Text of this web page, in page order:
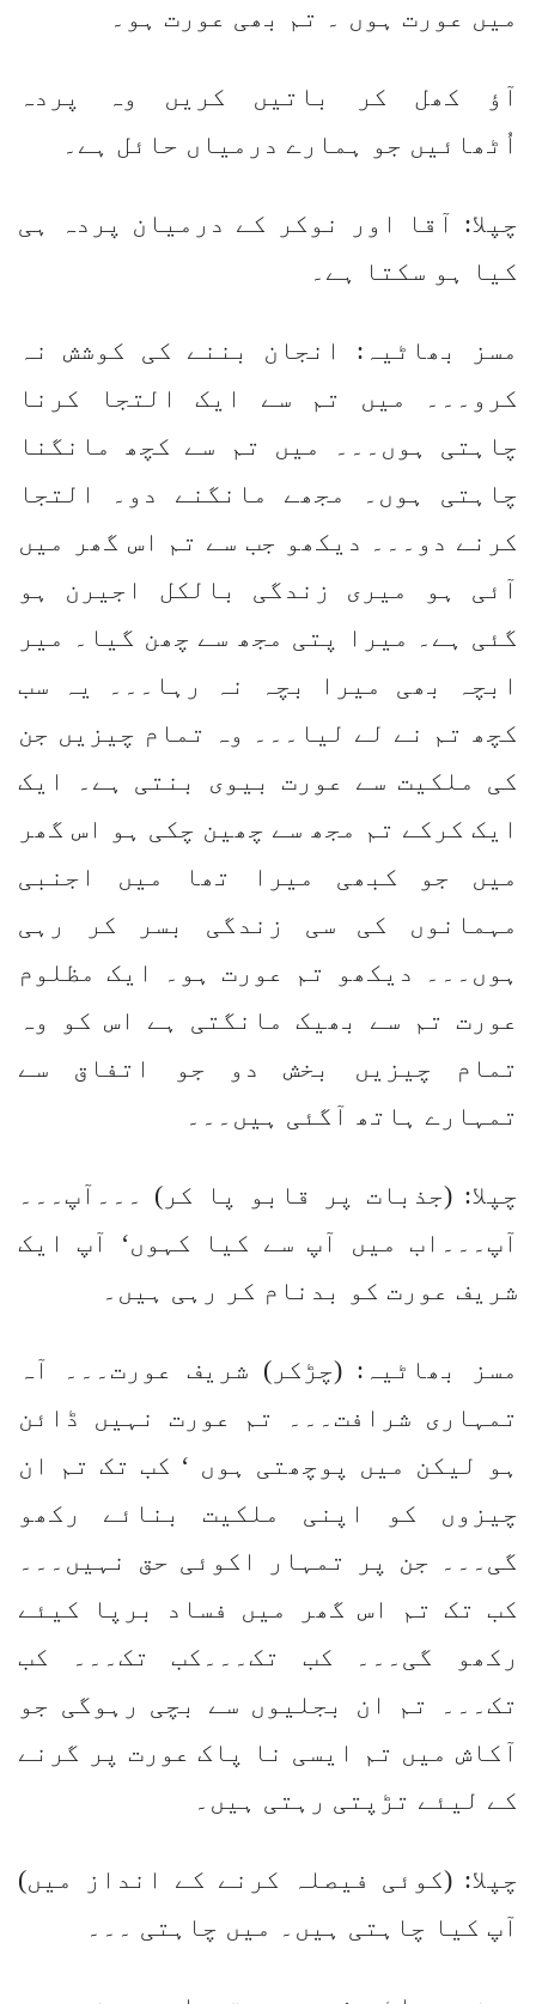
میں عورت ہوں ۔ تم بھی عورت ہو۔
آؤ کھل کر باتیں کریں وہ پردہ
اُٹھائیں جو ہمارے درمیاں حائل ہے۔
چپلا: آقا اور نوکر کے درمیان پردہ ہی
کیا ہو سکتا ہے۔
مسز بھاٹیہ: انجان بننے کی کوشش نہ
کرو۔۔۔ میں تم سے ایک التجا کرنا
چاہتی ہوں۔۔۔ میں تم سے کچھ مانگنا
چاہتی ہوں۔ مجھے مانگنے دو۔ التجا
کرنے دو۔۔۔ دیکھو جب سے تم اس گھر میں
آئی ہو میری زندگی بالکل اجیرن ہو
گئی ہے۔ میرا پتی مجھ سے چھن گیا۔ میر
ابچہ بھی میرا بچہ نہ رہا۔۔۔ یہ سب
کچھ تم نے لے لیا۔۔۔ وہ تمام چیزیں جن
کی ملکیت سے عورت بیوی بنتی ہے۔ ایک
ایک کرکے تم مجھ سے چھین چکی ہو اس گھر
میں جو کبھی میرا تھا میں اجنبی
مہمانوں کی سی زندگی بسر کر رہی
ہوں۔۔۔ دیکھو تم عورت ہو۔ ایک مظلوم
عورت تم سے بھیک مانگتی ہے اس کو وہ
تمام چیزیں بخش دو جو اتفاق سے
تمہارے ہاتھ آگئی ہیں۔۔۔
چپلا: (جذبات پر قابو پا کر) ۔۔۔آپ۔۔۔
آپ۔۔۔اب میں آپ سے کیا کہوں‘ آپ ایک
شریف عورت کو بدنام کر رہی ہیں۔
مسز بھاٹیہ: (چڑکر) شریف عورت۔۔۔ آہ
تمہاری شرافت۔۔۔ تم عورت نہیں ڈائن
ہو لیکن میں پوچھتی ہوں ‘ کب تک تم ان
چیزوں کو اپنی ملکیت بنائے رکھو
گی۔۔۔ جن پر تمہار اکوئی حق نہیں۔۔۔
کب تک تم اس گھر میں فساد برپا کیئے
رکھو گی۔۔۔ کب تک۔۔۔کب تک۔۔۔ کب
تک۔۔۔ تم ان بجلیوں سے بچی رہوگی جو
آکاش میں تم ایسی نا پاک عورت پر گرنے
کے لیئے تڑپتی رہتی ہیں۔
چپلا: (کوئی فیصلہ کرنے کے انداز میں)
آپ کیا چاہتی ہیں۔ میں چاہتی ۔۔۔